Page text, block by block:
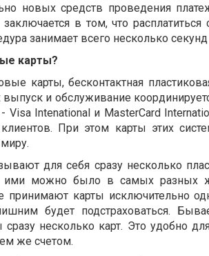
новых средств проведения
в том, что
занимает всего несколько секунд
карты?
карты, бесконтактная
выпуск и обслуживание
Intenational и MasterCard
При этом карты этих
для себя сразу несколько
ими можно было в самых разных
принимают карты исключительно
будет подстраховаться.
сразу несколько карт. Это удобно
же счетом.